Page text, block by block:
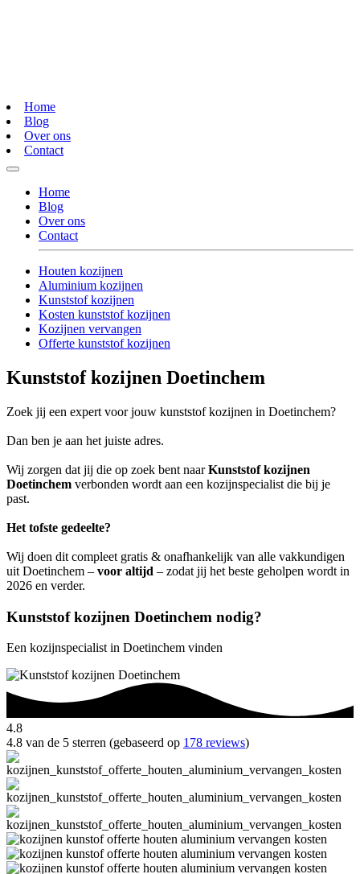
Home
Blog
Over ons
Contact
Home
Blog
Over ons
Contact
Houten kozijnen
Aluminium kozijnen
Kunststof kozijnen
Kosten kunststof kozijnen
Kozijnen vervangen
Offerte kunststof kozijnen
Kunststof kozijnen Doetinchem
Zoek jij een expert voor jouw kunststof kozijnen in Doetinchem?
Dan ben je aan het juiste adres.
Wij zorgen dat jij die op zoek bent naarKunststof kozijnen
Doetinchem verbonden wordt aan een kozijnspecialist die bij je
past.
Het tofste gedeelte?
Wij doen dit compleet gratis & onafhankelijk van alle vakkundigen
uit Doetinchem – voor altijd – zodat jij het beste geholpen wordt in
2026 en verder.
Kunststof kozijnen Doetinchem nodig?
Een kozijnspecialist in Doetinchem vinden
4.8
4.8 van de 5 sterren (gebaseerd op 178 reviews)